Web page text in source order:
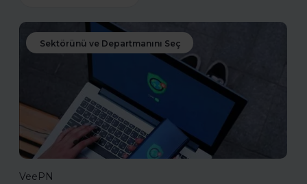
Sektörünü ve Departmanını Seç
VeePN